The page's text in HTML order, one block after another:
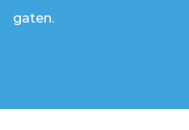
gaten.